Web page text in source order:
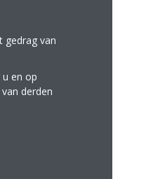
gedrag van
en op
derden